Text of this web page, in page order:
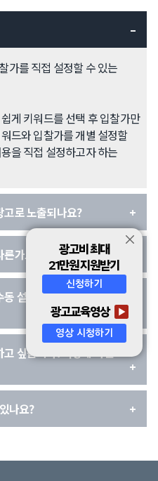
광고비 최대
21만원 지원받기
신청하기
광고교육영상
영상 시청하기
가를 직접 설정할 수 있는
게 키워드를 선택 후 입찰가만
드와 입찰가를 개별 설정할
을 직접 설정하고자 하는
고로노출되나요?
가요?
설정을 동시에 사용할 수
싶습니다.
나요?